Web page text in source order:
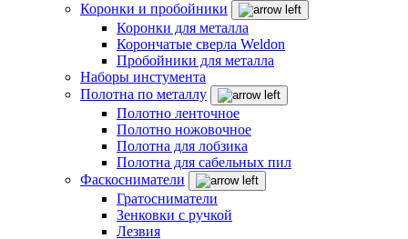
Коронки и пробойники
Коронки для металла
Корончатые сверла Weldon
Пробойники для металла
Наборы инстумента
Полотна по металлу
Полотно ленточное
Полотно ножовочное
Полотна для лобзика
Полотна для сабельных пил
Фаскосниматели
Гратосниматели
Зенковки с ручкой
Лезвия